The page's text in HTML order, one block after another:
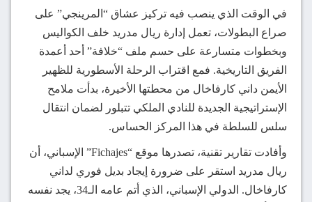
في الوقت الذي ينصب فيه تركيز عشاق “المرينجي” على
صراع البطولات، تعمل إدارة ريال مدريد خلف الكواليس
وبخطوات متسارعة على حسم ملف “خلافة” أحد أعمدة
الفريق التاريخية. فمع اقتراب الرحلة الأسطورية للظهير
الأيمن داني كارفاخال من محطتها الأخيرة، بدأت ملامح
الإستراتيجية الجديدة للنادي الملكي تتبلور لضمان انتقال
سلس للسلطة في هذا المركز الحساس.
وأفادت تقارير تقنية، تصدرها موقع “Fichajes” الإسباني، أن
ريال مدريد استقر على ضرورة إيجاد بديل فوري لداني
كارفاخال. الدولي الإسباني، الذي أتم عامه الـ34، يجد نفسه